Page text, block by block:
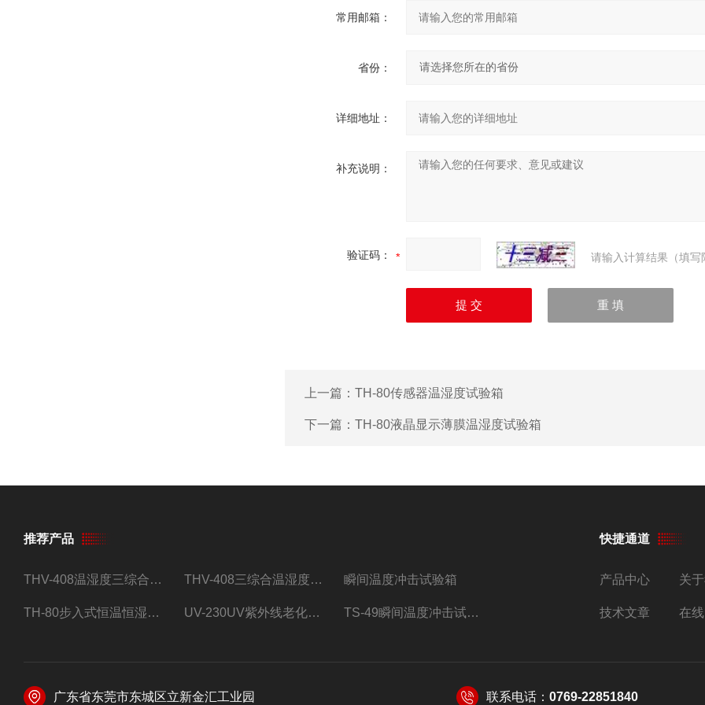
常用邮箱：
省份：
详细地址：
补充说明：
验证码： 请输入计算结果（填
上一篇： TH-80传感器温湿度试验箱
下一篇： TH-80液晶显示薄膜温湿度试验箱
推荐产品
THV-408温湿度三综合试验箱 THV-408三综合温湿度振动试验箱 瞬间温度冲击试验箱
TH-80步入式恒温恒湿试验房 UV-230UV紫外线老化试验箱 TS-49瞬间温度冲击试验箱
快捷通道
产品中心 关
技术文章 在
广东省东莞市东城区立新金汇工业园 联系电话： 0769-22851840